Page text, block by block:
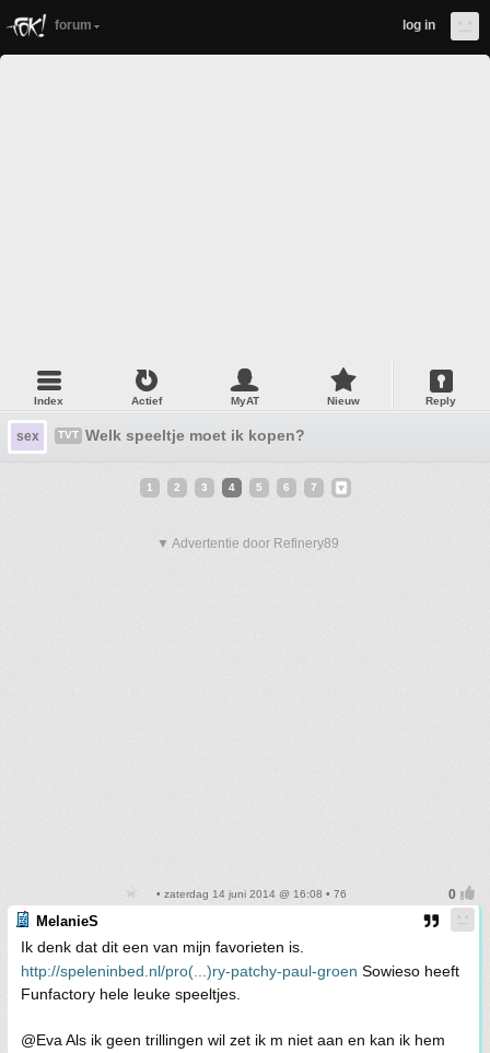
forum log in
Index Actief MyAT Nieuw Reply
sex TVT Welk speeltje moet ik kopen?
1 2 3 4 5 6 7
▼ Advertentie door Refinery89
• zaterdag 14 juni 2014 @ 16:08 • 76
MelanieS
Ik denk dat dit een van mijn favorieten is.
http://speleninbed.nl/pro(...)ry-patchy-paul-groen Sowieso heeft
Funfactory hele leuke speeltjes.
@Eva Als ik geen trillingen wil zet ik m niet aan en kan ik hem